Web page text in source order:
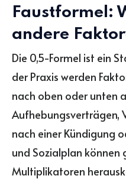
Faustformel:
andere
Die 0,5-Formel ist ein
der Praxis werden
nach oben oder unten
Aufhebungsverträgen,
nach einer Kündigung
und Sozialplan können
Multiplikatoren